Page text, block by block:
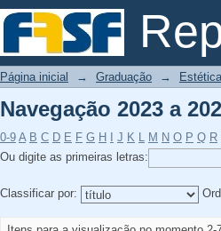
Navegação 2023 a
Página inicial → Graduação → Estética
Navegação 2023 a
0-9 A B C D E F G H J K L M N O P Q R
Ou digite as primeiras letras:
Classificar por: